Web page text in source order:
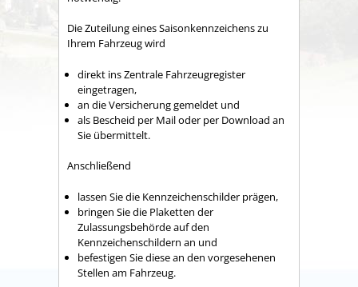
Die Zuteilung eines Saisonkennzeichens zu
Ihrem Fahrzeug wird
direkt ins Zentrale Fahrzeugregister
eingetragen,
an die Versicherung gemeldet und
als Bescheid per Mail oder per Download an
Sie übermittelt.
Anschließend
lassen Sie die Kennzeichenschilder prägen,
bringen Sie die Plaketten der
Zulassungsbehörde auf den
Kennzeichenschildern an und
befestigen Sie diese an den vorgesehenen
Stellen am Fahrzeug.